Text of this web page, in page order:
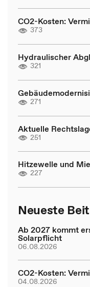
CO2-Kosten:
373
Hydraulischer
321
271
Aktuelle
251
Hitzewelle und
227
Neueste
Ab 2027 kommt
Solarpflicht
06.08.2026
CO2-Kosten:
04.08.2026